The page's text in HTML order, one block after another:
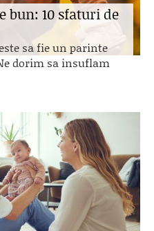
bun: 10 sfaturi de
sa fie un parinte
dorim sa insuflam